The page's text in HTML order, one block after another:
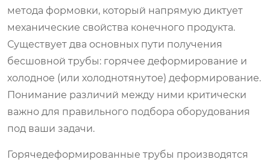
метода формовки, который напрямую диктует
механические свойства конечного продукта.
Существует два основных пути получения
бесшовной трубы: горячее деформирование и
холодное (или холоднотянутое) деформирование.
Понимание различий между ними критически
важно для правильного подбора оборудования
под ваши задачи.
Горячедеформированные трубы производятся